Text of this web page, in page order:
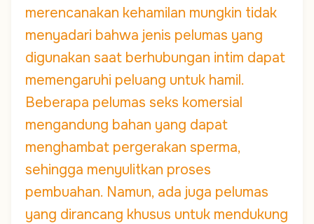
merencanakan kehamilan mungkin tidak
menyadari bahwa jenis pelumas yang
digunakan saat berhubungan intim dapat
memengaruhi peluang untuk hamil.
Beberapa pelumas seks komersial
mengandung bahan yang dapat
menghambat pergerakan sperma,
sehingga menyulitkan proses
pembuahan. Namun, ada juga pelumas
yang dirancang khusus untuk mendukung